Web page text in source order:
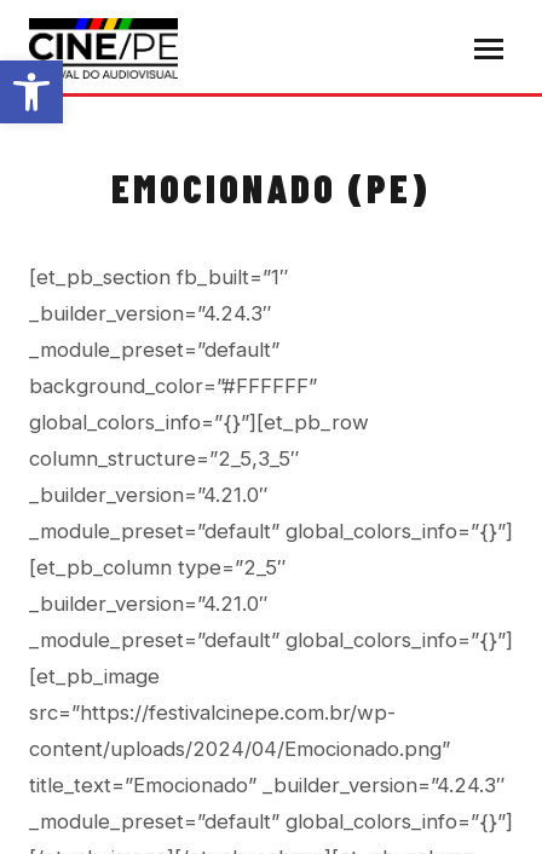
Abrir a barra de ferramentas
EMOCIONADO (PE)
[et_pb_section fb_built=”1″
_builder_version=”4.24.3″
_module_preset=”default”
background_color=”#FFFFFF”
global_colors_info=”{}”][et_pb_row
column_structure=”2_5,3_5″
_builder_version=”4.21.0″
_module_preset=”default” global_colors_info=”{}”]
[et_pb_column type=”2_5″
_builder_version=”4.21.0″
_module_preset=”default” global_colors_info=”{}”]
[et_pb_image
src=”https://festivalcinepe.com.br/wp-
content/uploads/2024/04/Emocionado.png”
title_text=”Emocionado” _builder_version=”4.24.3″
_module_preset=”default” global_colors_info=”{}”]